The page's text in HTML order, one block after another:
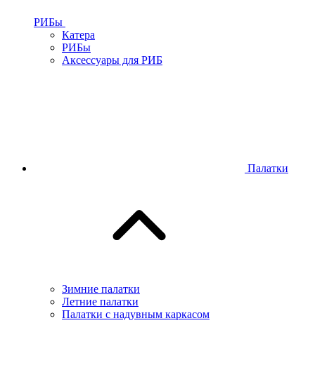
РИБы
Катера
РИБы
Аксессуары для РИБ
Палатки
Зимние палатки
Летние палатки
Палатки с надувным каркасом